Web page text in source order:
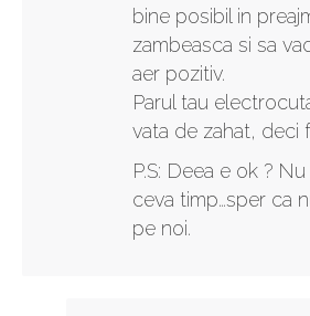
bine posibil in
zambeasca si sa
aer pozitiv.
Parul tau
vata de zahat, deci
P.S: Deea e ok ?
ceva timp…sper ca
pe noi.